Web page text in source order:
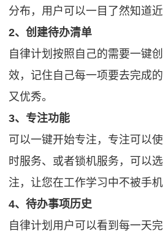
分布，用户可以一目了然知道近
2、创建待办清单
自律计划按照自己的需要一键
效，记住自己每一项要去完成
又优秀。
3、专注功能
可以一键开始专注，专注可以
时服务、或者锁机服务，可以
注，让您在工作学习中不被手
4、待办事项历史
自律计划用户可以看到每一天